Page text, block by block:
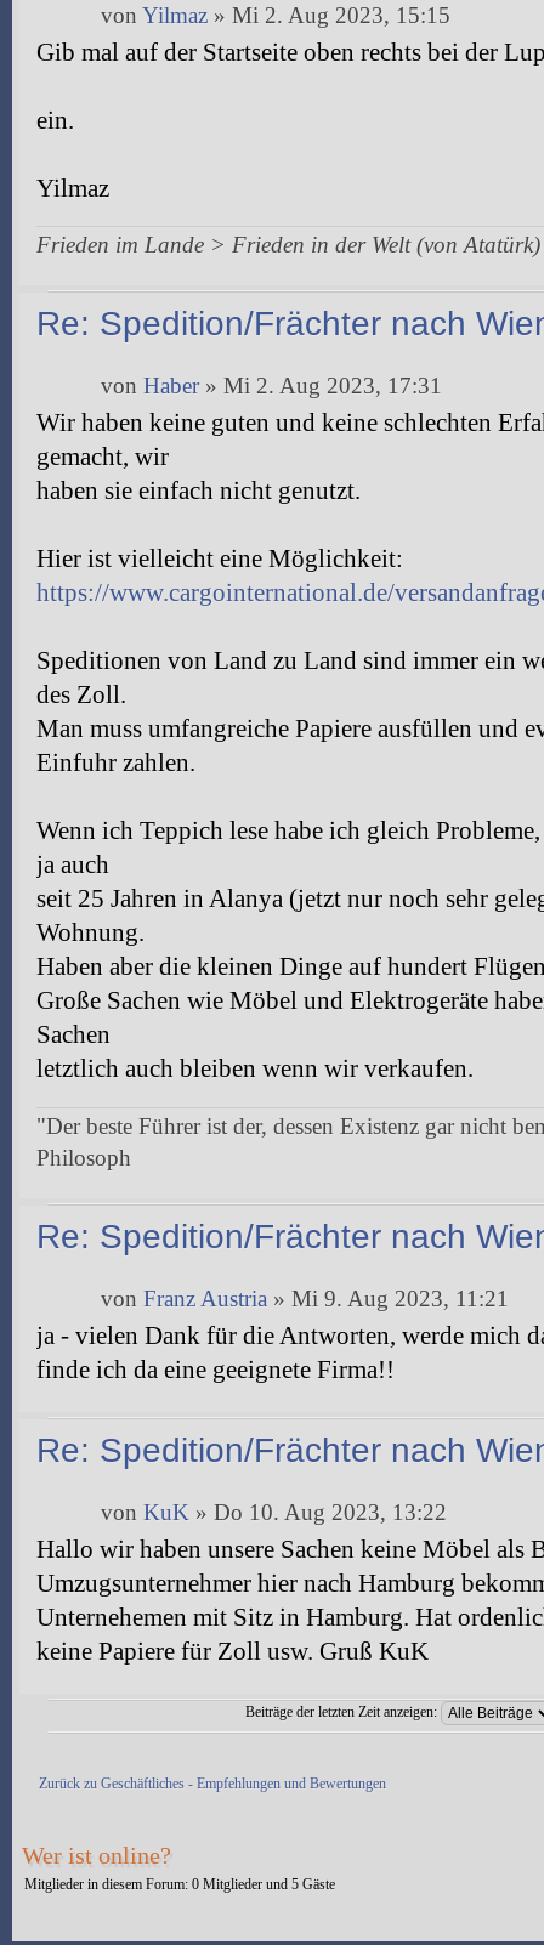
von Yilmaz » Mi 2. Aug 2023, 15:15
Gib mal auf der Startseite oben rechts bei der
ein.
Yilmaz
Frieden im Lande > Frieden in der Welt (von Atatürk)
Re: Spedition/Frächter nach
von Haber» Mi 2. Aug 2023, 17:31
Wir haben keine guten und keine schlechten
gemacht, wir
haben sie einfach nicht genutzt.
Hier ist vielleicht eine Möglichkeit:
https://www.cargointernational.de/
Speditionen von Land zu Land sind immer ein
des Zoll.
Man muss umfangreiche Papiere ausfüllen und
Einfuhr zahlen.
Wenn ich Teppich lese habe ich gleich
ja auch
seit 25 Jahren in Alanya (jetzt nur noch sehr
Wohnung.
Haben aber die kleinen Dinge auf hundert
Große Sachen wie Möbel und Elektrogeräte
Sachen
letztlich auch bleiben wenn wir verkaufen.
"Der beste Führer ist der, dessen Existenz gar nicht
Philosoph
Re: Spedition/Frächter nach
von Franz Austria » Mi 9. Aug 2023, 11:21
ja - vielen Dank für die Antworten, werde mich
finde ich da eine geeignete Firma!!
Re: Spedition/Frächter nach
von KuK » Do 10. Aug 2023, 13:22
Hallo wir haben unsere Sachen keine Möbel als
Umzugsunternehmer hier nach Hamburg
Unternehemen mit Sitz in Hamburg. Hat
keine Papiere für Zoll usw. Gruß KuK
Beiträge der letzten Zeit anzeigen:
Zurück zu Geschäftliches - Empfehlungen und Bewertungen
Wer ist online?
Mitglieder in diesem Forum: 0 Mitglieder und 5 Gäste